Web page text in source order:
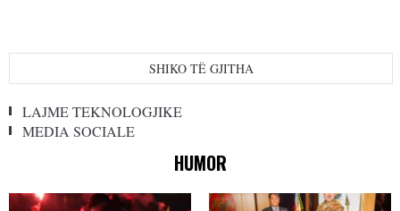
SHIKO TË GJITHA
LAJME TEKNOLOGJIKE
MEDIA SOCIALE
HUMOR